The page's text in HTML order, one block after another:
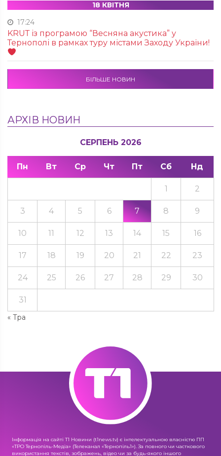
18 КВІТНЯ
17:24
KRUТ із програмою “Весняна акустика” у
Тернополі в рамках туру містами Заходу України!
БІЛЬШЕ НОВИН
АРХІВ НОВИН
СЕРПЕНЬ 2026
Пн Вт Ср Чт Пт Сб Нд
« Тра
1 2
3 4 5 6 7 8 9
10 11 12 13 14 15 16
17 18 19 20 21 22 23
24 25 26 27 28 29 30
31
Інформація на сайті Т1 Новини (t1news.tv) є інтелектуальною власністю ПП
«ТРО Тернопіль-Медіа» (Телеканал «Тернопіль1»). За повного чи часткового
використання текстів, зображень, відео чи за будь-якого іншого